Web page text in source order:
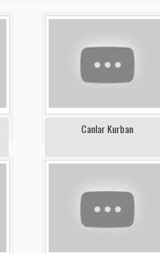
Canlar Kurban